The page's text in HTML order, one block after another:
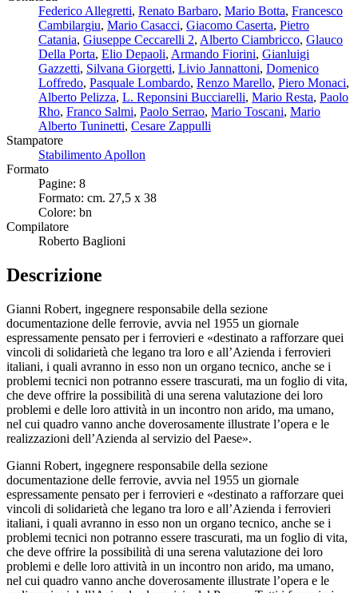
Federico Allegretti, Renato Barbaro, Mario Botta, Francesco
Cambilargiu, Mario Casacci, Giacomo Caserta, Pietro
Catania, Giuseppe Ceccarelli 2, Alberto Ciambricco, Glauco
Della Porta, Elio Depaoli, Armando Fiorini, Gianluigi
Gazzetti, Silvana Giorgetti, Livio Jannattoni, Domenico
Loffredo, Pasquale Lombardo, Renzo Marello, Piero Monaci,
Alberto Pelizza, L. Reponsini Bucciarelli, Mario Resta, Paolo
Rho, Franco Salmi, Paolo Serrao, Mario Toscani, Mario
Alberto Tuninetti, Cesare Zappulli
Stampatore
Stabilimento Apollon
Formato
Pagine: 8
Formato: cm. 27,5 x 38
Colore: bn
Compilatore
Roberto Baglioni
Descrizione
Gianni Robert, ingegnere responsabile della sezione
documentazione delle ferrovie, avvia nel 1955 un giornale
espressamente pensato per i ferrovieri e «destinato a rafforzare quei
vincoli di solidarietà che legano tra loro e all’Azienda i ferrovieri
italiani, i quali avranno in esso non un organo tecnico, anche se i
problemi tecnici non potranno essere trascurati, ma un foglio di vita,
che deve offrire la possibilità di una serena valutazione dei loro
problemi e delle loro attività in un incontro non arido, ma umano,
nel cui quadro vanno anche doverosamente illustrate l’opera e le
realizzazioni dell’Azienda al servizio del Paese».
Gianni Robert, ingegnere responsabile della sezione
documentazione delle ferrovie, avvia nel 1955 un giornale
espressamente pensato per i ferrovieri e «destinato a rafforzare quei
vincoli di solidarietà che legano tra loro e all’Azienda i ferrovieri
italiani, i quali avranno in esso non un organo tecnico, anche se i
problemi tecnici non potranno essere trascurati, ma un foglio di vita,
che deve offrire la possibilità di una serena valutazione dei loro
problemi e delle loro attività in un incontro non arido, ma umano,
nel cui quadro vanno anche doverosamente illustrate l’opera e le